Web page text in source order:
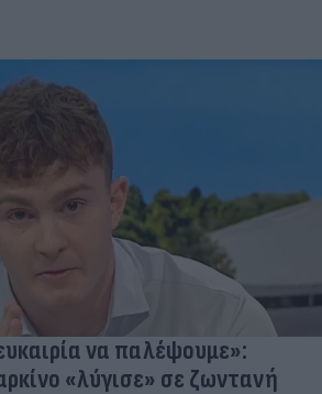
να παλέψουμε»:
«λύγισε» σε ζωντανή